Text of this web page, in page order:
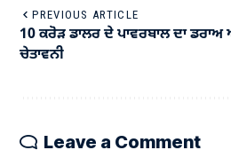
PREVIOUS ARTICLE
10 ਕਰੋੜ ਡਾਲਰ ਦੇ ਪਾਵਰਬਾਲ ਦਾ
ਚੇਤਾਵਨੀ
Leave a Comment